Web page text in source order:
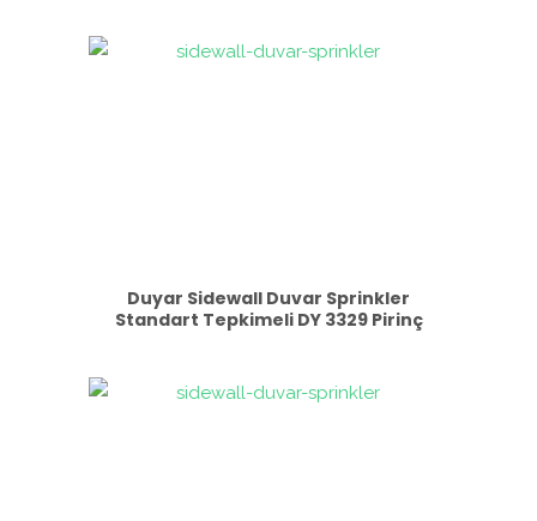
Duyar Sidewall Duvar Sprinkler
Standart Tepkimeli DY 3329 Pirinç